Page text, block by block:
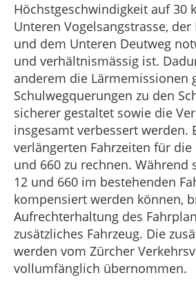
Höchstgeschwindigkeit auf 30
Unteren Vogelsangstrasse,
und dem Unteren Deutweg
und verhältnismässig ist.
anderem die Lärmemissionen
Schulwegquerungen zu den
sicherer gestaltet sowie die
insgesamt verbessert werden.
verlängerten Fahrzeiten für
und 660 zu rechnen. Während
12 und 660 im bestehenden
kompensiert werden können,
Aufrechterhaltung des
zusätzliches Fahrzeug. Die
werden vom Zürcher
vollumfänglich übernommen.